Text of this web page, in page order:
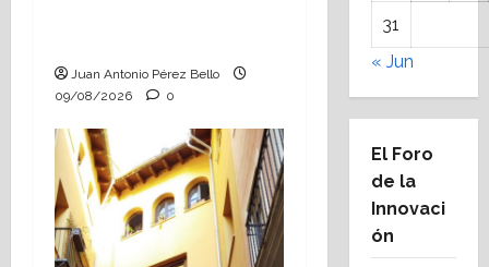
Juan Antonio Pérez Bello
09/08/2026
0
31
« Jun
El Foro
de la
Innovaci
ón